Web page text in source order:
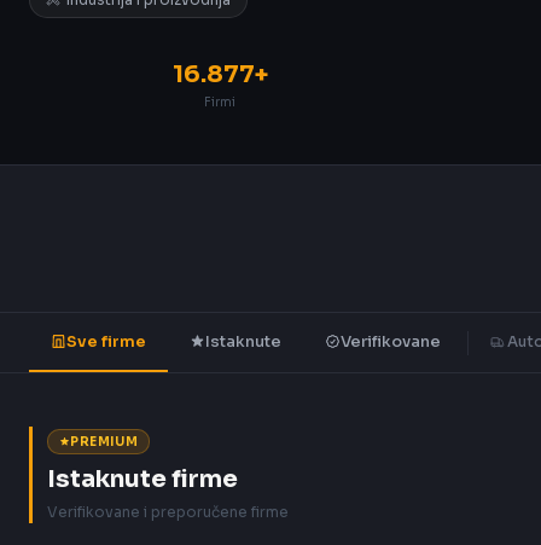
16.877+
Firmi
Sve firme Istaknute Verifikovane
PREMIUM
Istaknute firme
Verifikovane i preporučene firme